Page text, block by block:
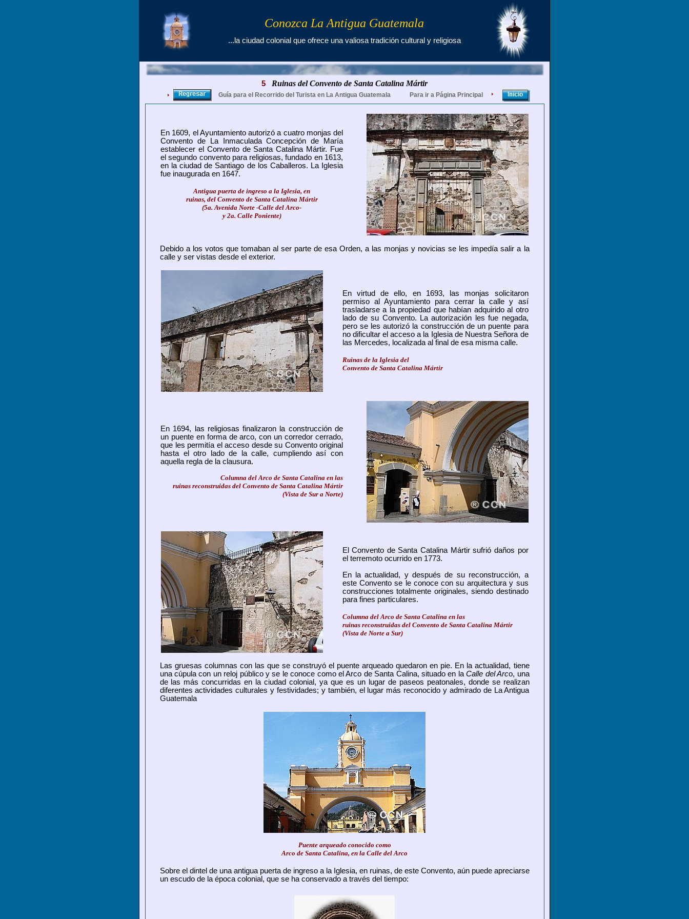
Conozca La Antigua Guatemala
...la ciudad colonial que ofrece una valiosa tradición cultural y religiosa
5 Ruinas del Convento de Santa Catalina Mártir
Guía para el Recorrido del Turista en La Antigua Guatemala Para ir a Página Principal
En 1609, el Ayuntamiento autorizó a cuatro monjas del
Convento de La Inmaculada Concepción de María
establecer el Convento de Santa Catalina Mártir. Fue
el segundo convento para religiosas, fundado en 1613,
en la ciudad de Santiago de los Caballeros. La Iglesia
fue inaugurada en 1647.
Antigua puerta de ingreso a la Iglesia, en
ruinas, del Convento de Santa Catalina Mártir
(5a. Avenida Norte -Calle del Arco-
y 2a. Calle Poniente)
Debido a los votos que tomaban al ser parte de esa Orden, a las monjas y novicias se les impedía salir a la
calle y ser vistas desde el exterior.
En virtud de ello, en 1693, las monjas solicitaron
permiso al Ayuntamiento para cerrar la calle y así
trasladarse a la propiedad que habían adquirido al otro
lado de su Convento. La autorización les fue negada,
pero se les autorizó la construcción de un puente para
no dificultar el acceso a la Iglesia de Nuestra Señora de
las Mercedes, localizada al final de esa misma calle.
Ruinas de la Iglesia del
Convento de Santa Catalina Mártir
En 1694, las religiosas finalizaron la construcción de
un puente en forma de arco, con un corredor cerrado,
que les permitía el acceso desde su Convento original
hasta el otro lado de la calle, cumpliendo así con
aquella regla de la clausura.
Columna del Arco de Santa Catalina en las
ruinas reconstruidas del Convento de Santa Catalina Mártir
(Vista de Sur a Norte)
El Convento de Santa Catalina Mártir sufrió daños por
el terremoto ocurrido en 1773.
En la actualidad, y después de su reconstrucción, a
este Convento se le conoce con su arquitectura y sus
construcciones totalmente originales, siendo destinado
para fines particulares.
Columna del Arco de Santa Catalina en las
ruinas reconstruidas del Convento de Santa Catalina Mártir
(Vista de Norte a Sur)
Las gruesas columnas con las que se construyó el puente arqueado quedaron en pie. En la actualidad, tiene
una cúpula con un reloj público y se le conoce como el Arco de Santa Calina, situado en laCalle del Arco, una
de las más concurridas en la ciudad colonial, ya que es un lugar de paseos peatonales, donde se realizan
diferentes actividades culturales y festividades; y también, el lugar más reconocido y admirado de La Antigua
Guatemala
Puente arqueado conocido como
Arco de Santa Catalina, en la Calle del Arco
Sobre el dintel de una antigua puerta de ingreso a la Iglesia, en ruinas, de este Convento, aún puede apreciarse
un escudo de la época colonial, que se ha conservado a través del tiempo: